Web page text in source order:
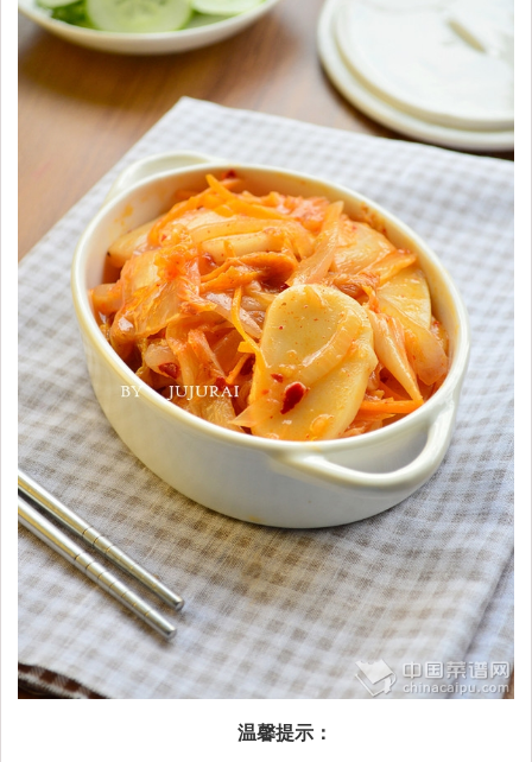
温馨提示：